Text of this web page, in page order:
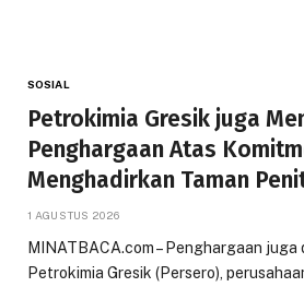
SOSIAL
Petrokimia Gresik juga
Penghargaan Atas
Menghadirkan Taman
1 AGUSTUS 2026
MINATBACA.com – Penghargaan
Petrokimia Gresik (Persero),